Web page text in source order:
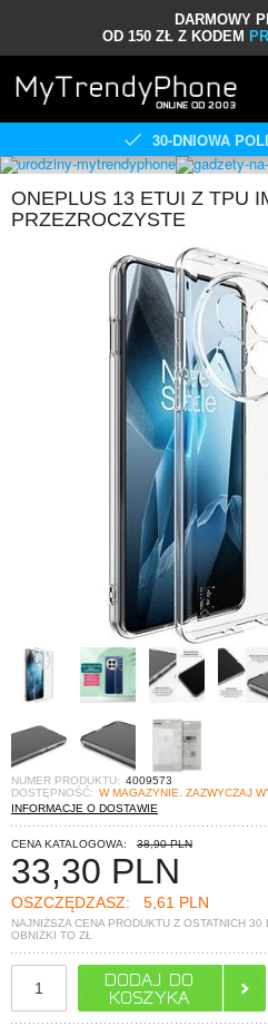
DARMOWY
OD 150 ZŁ Z KODEM
30-DNIOWA
ONEPLUS 13 ETUI Z TPU
PRZEZROCZYSTE
NUMER PRODUKTU: 4009573
DOSTĘPNOŚĆ: W MAGAZYNIE. ZAZWYCZAJ
INFORMACJE O DOSTAWIE
CENA KATALOGOWA: 38,90 PLN
33,30 PLN
OSZCZĘDZASZ: 5,61 PLN
NAJNIŻSZA CENA PRODUKTU Z OSTATNICH
OBNIŻKI TO ZŁ